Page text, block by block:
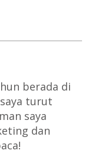
berada di
turut
saya
dan